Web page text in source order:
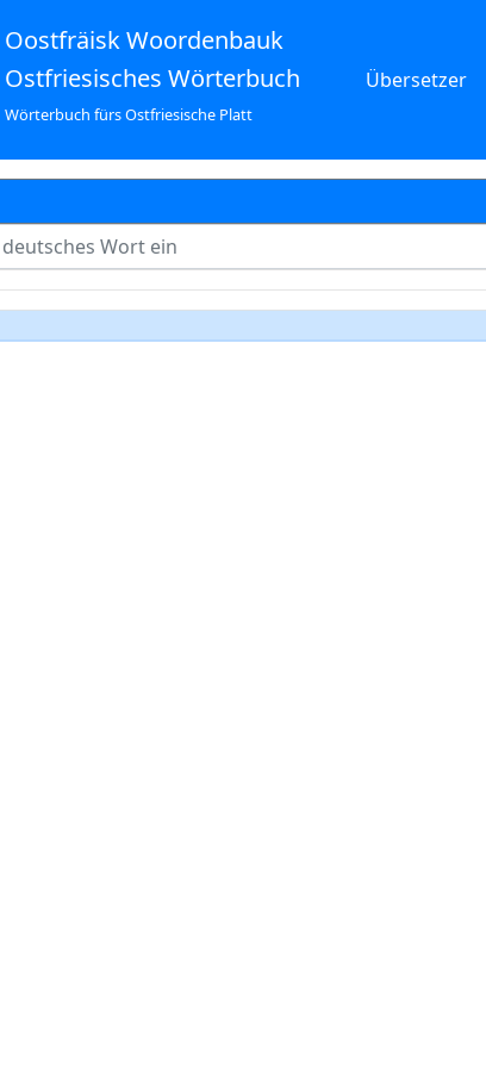
Oostfräisk Woordenbauk
Ostfriesisches Wörterbuch
Wörterbuch fürs Ostfriesische Platt
Übersetzer